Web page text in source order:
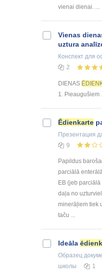
vienai dienai. ...
Vienas
uztura
Конспект для
2
DIENAS
1. Pieaugušiem ...
Ēdienkarte
Презентация
9
Papildus
parciālā
EB (jeb
daļa no
minerāļiem tiek
taču ...
Ideāla
Образец
школы
1